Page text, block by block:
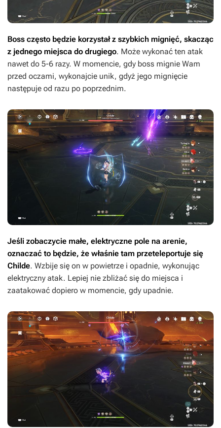
Boss często będzie korzystał z szybkich mignięć, skacząc
z jednego miejsca do drugiego. Może wykonać ten atak
nawet do 5-6 razy. W momencie, gdy boss mignie Wam
przed oczami, wykonajcie unik, gdyż jego mignięcie
następuje od razu po poprzednim.
Jeśli zobaczycie małe, elektryczne pole na arenie,
oznaczać to będzie, że właśnie tam przeteleportuje się
Childe. Wzbije się on w powietrze i opadnie, wykonując
elektryczny atak. Lepiej nie zbliżać się do miejsca i
zaatakować dopiero w momencie, gdy upadnie.